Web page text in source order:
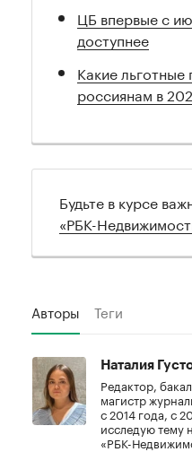
ЦБ впервые с
доступнее
Какие
россиянам в
Будьте в курсе
«РБК-
Авторы Теги
Наталия
Редактор,
магистр
с 2014 года, с
исследую тему
«РБК-